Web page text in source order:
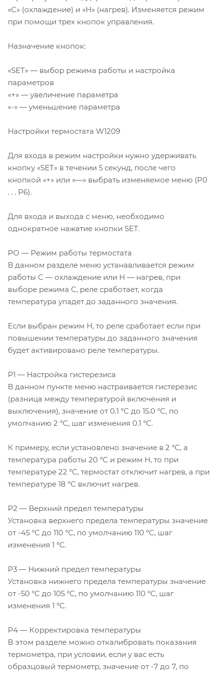
«C» (охлаждение) и «H» (нагрев). Изменяется режим
при помощи трех кнопок управления.
Назначение кнопок:
«SET» — выбор режима работы и настройка
параметров
«+» — увеличение параметра
«-» — уменьшение параметра
Настройки термостата W1209
Для входа в режим настройки нужно удерживать
кнопку «SET» в течении 5 секунд, после чего
кнопкой «+» или «—» выбрать изменяемое меню (P0
. . . P6).
Для входа и выхода с меню, необходимо
однократное нажатие кнопки SET.
PO — Режим работы термостата
В данном разделе меню устанавливается режим
работы С — охлаждение или H — нагрев, при
выборе режима C, реле сработает, когда
температура упадет до заданного значения.
Если выбран режим H, то реле сработает если при
повышении температуры до заданного значения
будет активировано реле температуры.
P1 — Настройка гистерезиса
В данном пункте меню настраивается гистерезис
(разница между температурой включения и
выключения), значение от 0.1 °C до 15.0 °C, по
умолчанию 2 °C, шаг изменения 0.1 °C.
К примеру, если установлено значение в 2 °C, а
температура работы 20 °C и режим H, то при
температуре 22 °C, термостат отключит нагрев, а при
температуре 18 °C включит нагрев.
P2 — Верхний предел температуры
Установка верхнего предела температуры значение
от -45 °C до 110 °C, по умолчанию 110 °C, шаг
изменения 1 °C.
P3 — Нижний предел температуры
Установка нижнего предела температуры значение
от -50 °C до 105 °C, по умолчанию 110 °C, шаг
изменения 1 °C.
P4 — Корректировка температуры
В этом разделе можно откалибровать показания
термометра, при условии, если у вас есть
образцовый термометр, значение от -7 до 7, по